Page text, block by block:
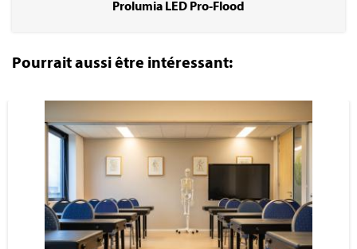
Prolumia LED Pro-Flood
Pourrait aussi être intéressant: